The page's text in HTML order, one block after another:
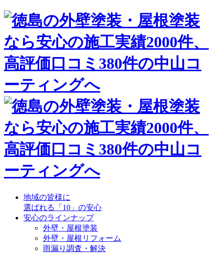
地域の皆様に
選ばれる「10」の安心
安心のラインナップ
外壁・屋根塗装
外壁・屋根リフォーム
雨漏り調査・解決